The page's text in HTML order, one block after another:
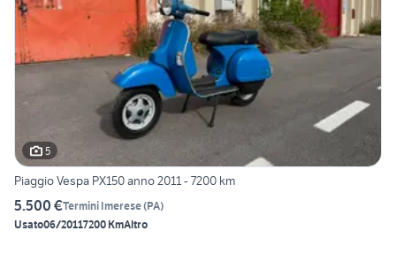
5
Piaggio Vespa PX150 anno 2011 - 7200 km
5.500 €Termini Imerese(PA)
Usato06/20117200 KmAltro